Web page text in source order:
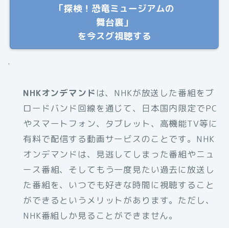
「探検！恐竜ミュージアムの
舞台裏」
を今スグ視聴する
.
NHKオンデマンド は、NHKが放送した番組をブ
ロードバンド回線を通じて、日本国内限定でPC
やスマートフォン、タブレット、高機能TV等に
有料で配信する動画サービスのことです。NHK
オンデマンドは、見逃してしまった番組やニュ
ース番組、そしてもう一度見たい過去に放送し
た番組を、いつでも好きな時間に視聴すること
ができるというメリットがあります。ただし、
NHK番組しか見ることができません。